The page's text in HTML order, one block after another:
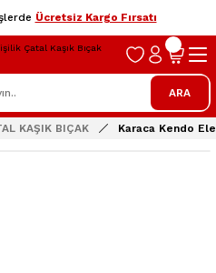
Ücretsiz Kargo Fırsatı
ARA
KAŞIK BIÇAK Karaca Kendo